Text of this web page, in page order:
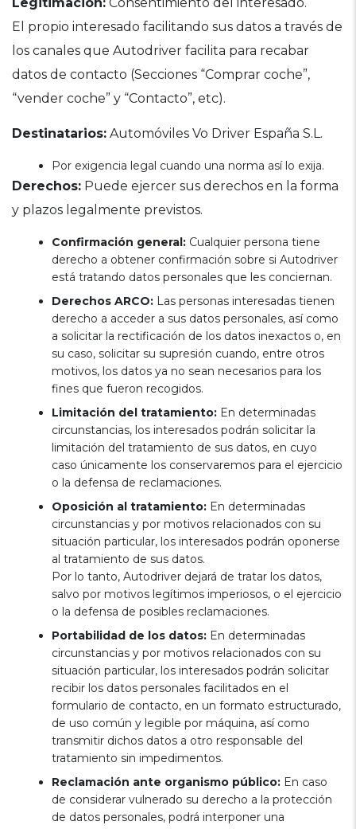
El propio interesado facilitando sus datos a través de
los canales que Autodriver facilita para recabar
datos de contacto (Secciones “Comprar coche”,
“vender coche” y “Contacto”, etc).
Destinatarios: Automóviles Vo Driver España S.L.
Por exigencia legal cuando una norma así lo exija.
Derechos: Puede ejercer sus derechos en la forma
y plazos legalmente previstos.
Confirmación general: Cualquier persona tiene
derecho a obtener confirmación sobre si Autodriver
está tratando datos personales que les conciernan.
Derechos ARCO: Las personas interesadas tienen
derecho a acceder a sus datos personales, así como
a solicitar la rectificación de los datos inexactos o, en
su caso, solicitar su supresión cuando, entre otros
motivos, los datos ya no sean necesarios para los
fines que fueron recogidos.
Limitación del tratamiento: En determinadas
circunstancias, los interesados podrán solicitar la
limitación del tratamiento de sus datos, en cuyo
caso únicamente los conservaremos para el ejercicio
o la defensa de reclamaciones.
Oposición al tratamiento: En determinadas
circunstancias y por motivos relacionados con su
situación particular, los interesados podrán oponerse
al tratamiento de sus datos.
Por lo tanto, Autodriver dejará de tratar los datos,
salvo por motivos legítimos imperiosos, o el ejercicio
o la defensa de posibles reclamaciones.
Portabilidad de los datos: En determinadas
circunstancias y por motivos relacionados con su
situación particular, los interesados podrán solicitar
recibir los datos personales facilitados en el
formulario de contacto, en un formato estructurado,
de uso común y legible por máquina, así como
transmitir dichos datos a otro responsable del
tratamiento sin impedimentos.
Reclamación ante organismo público: En caso
de considerar vulnerado su derecho a la protección
de datos personales, podrá interponer una